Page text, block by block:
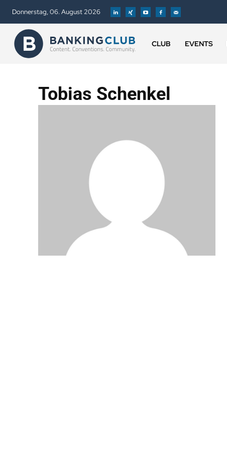
Donnerstag, 06. August 2026
CLUB EVENTS
Tobias Schenkel